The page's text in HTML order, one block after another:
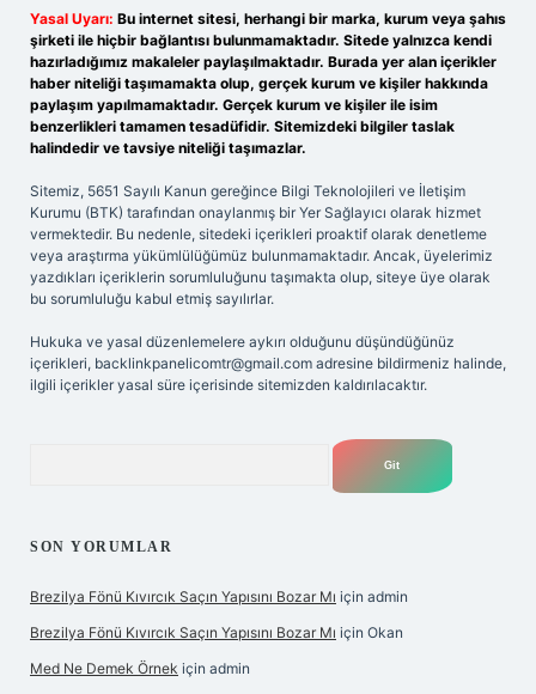
Yasal Uyarı: Bu internet sitesi, herhangi bir marka, kurum veya şahıs
şirketi ile hiçbir bağlantısı bulunmamaktadır. Sitede yalnızca kendi
hazırladığımız makaleler paylaşılmaktadır. Burada yer alan içerikler
haber niteliği taşımamakta olup, gerçek kurum ve kişiler hakkında
paylaşım yapılmamaktadır. Gerçek kurum ve kişiler ile isim
benzerlikleri tamamen tesadüfidir. Sitemizdeki bilgiler taslak
halindedir ve tavsiye niteliği taşımazlar.
Sitemiz, 5651 Sayılı Kanun gereğince Bilgi Teknolojileri ve İletişim
Kurumu (BTK) tarafından onaylanmış bir Yer Sağlayıcı olarak hizmet
vermektedir. Bu nedenle, sitedeki içerikleri proaktif olarak denetleme
veya araştırma yükümlülüğümüz bulunmamaktadır. Ancak, üyelerimiz
yazdıkları içeriklerin sorumluluğunu taşımakta olup, siteye üye olarak
bu sorumluluğu kabul etmiş sayılırlar.
Hukuka ve yasal düzenlemelere aykırı olduğunu düşündüğünüz
içerikleri, backlinkpanelicomtr@gmail.com adresine bildirmeniz halinde,
ilgili içerikler yasal süre içerisinde sitemizden kaldırılacaktır.
SON YORUMLAR
Brezilya Fönü Kıvırcık Saçın Yapısını Bozar Mı için admin
Brezilya Fönü Kıvırcık Saçın Yapısını Bozar Mı için Okan
Med Ne Demek Örnek için admin